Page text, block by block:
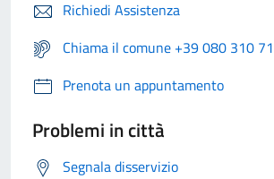
Richiedi Assistenza
Chiama il comune +39 080 310
Prenota un appuntamento
Problemi in città
Segnala disservizio